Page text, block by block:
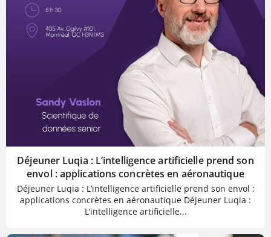
Déjeuner Luqia : L’intelligence artificielle prend son
envol : applications concrètes en aéronautique
Déjeuner Luqia : L’intelligence artificielle prend son envol :
applications concrètes en aéronautique Déjeuner Luqia :
L’intelligence artificielle...